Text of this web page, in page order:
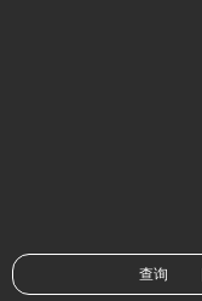
查询